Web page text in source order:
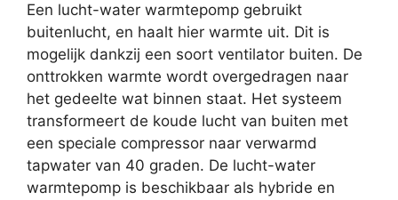
Een lucht-water warmtepomp gebruikt
buitenlucht, en haalt hier warmte uit. Dit is
mogelijk dankzij een soort ventilator buiten. De
onttrokken warmte wordt overgedragen naar
het gedeelte wat binnen staat. Het systeem
transformeert de koude lucht van buiten met
een speciale compressor naar verwarmd
tapwater van 40 graden. De lucht-water
warmtepomp is beschikbaar als hybride en